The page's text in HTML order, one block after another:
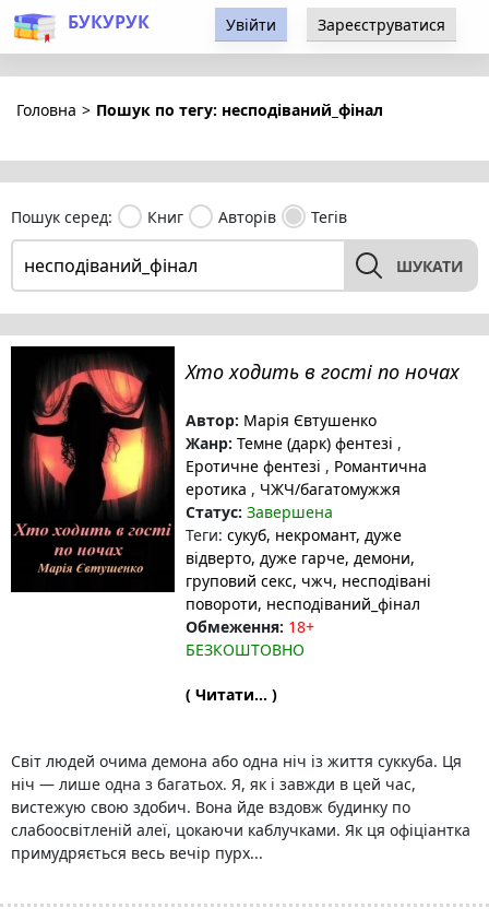
БУКУРУК Увійти Зареєструватися
Головна > Пошук по тегу: несподіваний_фінал
Пошук серед: Книг Авторів Тегів
ШУКАТИ
Хто ходить в гості по ночах
Автор: Марія Євтушенко
Жанр: Темне (дарк) фентезі ,
Еротичне фентезі , Романтична
еротика , ЧЖЧ/багатомужжя
Статус: Завершена
Теги: сукуб, некромант, дуже
відверто, дуже гарче, демони,
груповий секс, чжч, несподівані
повороти, несподіваний_фінал
Обмеження: 18+
БЕЗКОШТОВНО
( Читати... )
Світ людей очима демона або одна ніч із життя суккуба. Ця
ніч — лише одна з багатьох. Я, як і завжди в цей час,
вистежую свою здобич. Вона йде вздовж будинку по
слабоосвітленій алеї, цокаючи каблучками. Як ця офіціантка
примудряється весь вечір пурх...